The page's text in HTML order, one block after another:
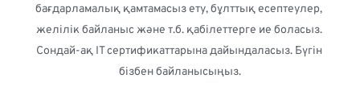
бағдарламалық қамтамасыз ету, бұлттық есептеулер,
желілік байланыс және т.б. қабілеттерге ие боласыз.
Сондай-ақ IT сертификаттарына дайындаласыз. Бүгін
бізбен байланысыңыз.